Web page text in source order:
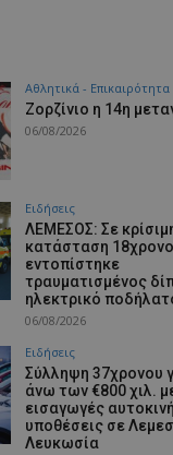
Αθλητικά - Επικαιρότητα
Ζορζίνιο η 14η
06/08/2026
Ειδήσεις
ΛΕΜΕΣΟΣ: Σε
κατάσταση
εντοπίστηκε
τραυματισμένος
ηλεκτρικό
06/08/2026
Ειδήσεις
Σύλληψη 37χρονου
άνω των €800 χιλ.
εισαγωγές
υποθέσεις σε
Λευκωσία